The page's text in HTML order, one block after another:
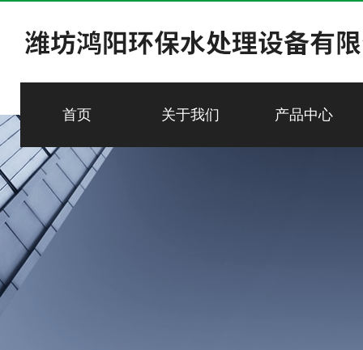
首页 关于我们 产品中心